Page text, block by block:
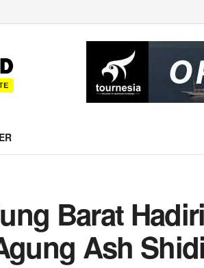
Barat
Ash